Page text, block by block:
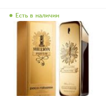
Есть в наличии